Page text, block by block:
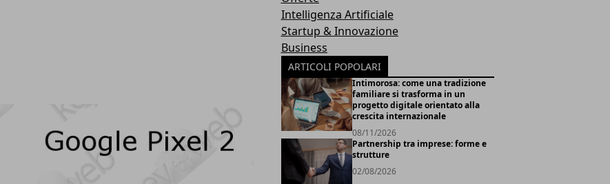
Intelligenza Artificiale
Startup & Innovazione
Business
ARTICOLI POPOLARI
Intimorosa: come una tradizione
familiare si trasforma in un
progetto digitale orientato alla
crescita internazionale
08/11/2026
Partnership tra imprese: forme e
strutture
02/08/2026